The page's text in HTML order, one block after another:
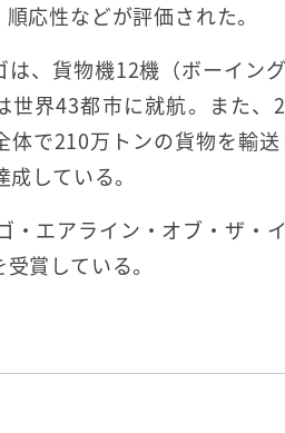
応性などが評価された。
、貨物機12機（ボーイン
世界43都市に就航。また
体で210万トンの貨物を輸
している。
・エアライン・オブ・ザ・
賞している。